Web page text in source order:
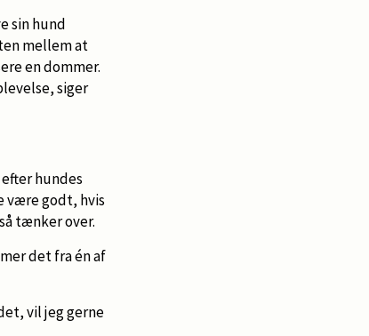
sin hund
mellem at
en dommer.
siger
hundes
være godt, hvis
tænker over.
det fra én af
vil jeg gerne